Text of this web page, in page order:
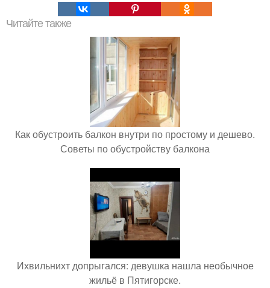
Читайте также
Как обустроить балкон внутри по простому и дешево.
Советы по обустройству балкона
Ихвильнихт допрыгался: девушка нашла необычное
жильё в Пятигорске.